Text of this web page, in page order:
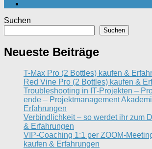
Suchen
Suchen
Neueste Beiträge
T-Max Pro (2 Bottles) kaufen &
Red Vine Pro (2 Bottles) kaufen &
Troubleshooting in IT-Projekten –
ende – Projektmanagement
Erfahrungen
Verbindlichkeit – so werdet ihr zum
& Erfahrungen
VIP-Coaching 1:1 per ZOOM-
kaufen & Erfahrungen